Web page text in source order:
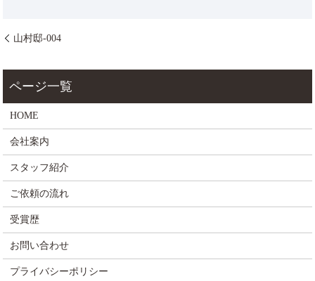
山村邸-004
HOME
会社案内
スタッフ紹介
ご依頼の流れ
受賞歴
お問い合わせ
プライバシーポリシー